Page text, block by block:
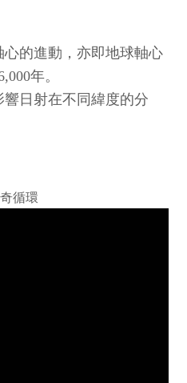
的進動，亦即地球軸心
年。
日射在不同緯度的分
循環